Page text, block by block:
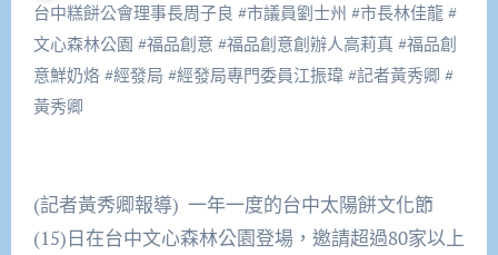
台中糕餅公會理事長周子良 #市議員劉士州 #市長林佳龍#
文心森林公園 #福品創意 #福品創意創辦人高莉真 #福品創
意鮮奶烙#經發局 #經發局專門委員江振瑋#記者黃秀卿 #
黃秀卿
(記者黃秀卿報導) 一年一度的台中太陽餅文化節
(15)日在台中文心森林公園登場，邀請超過80家以上